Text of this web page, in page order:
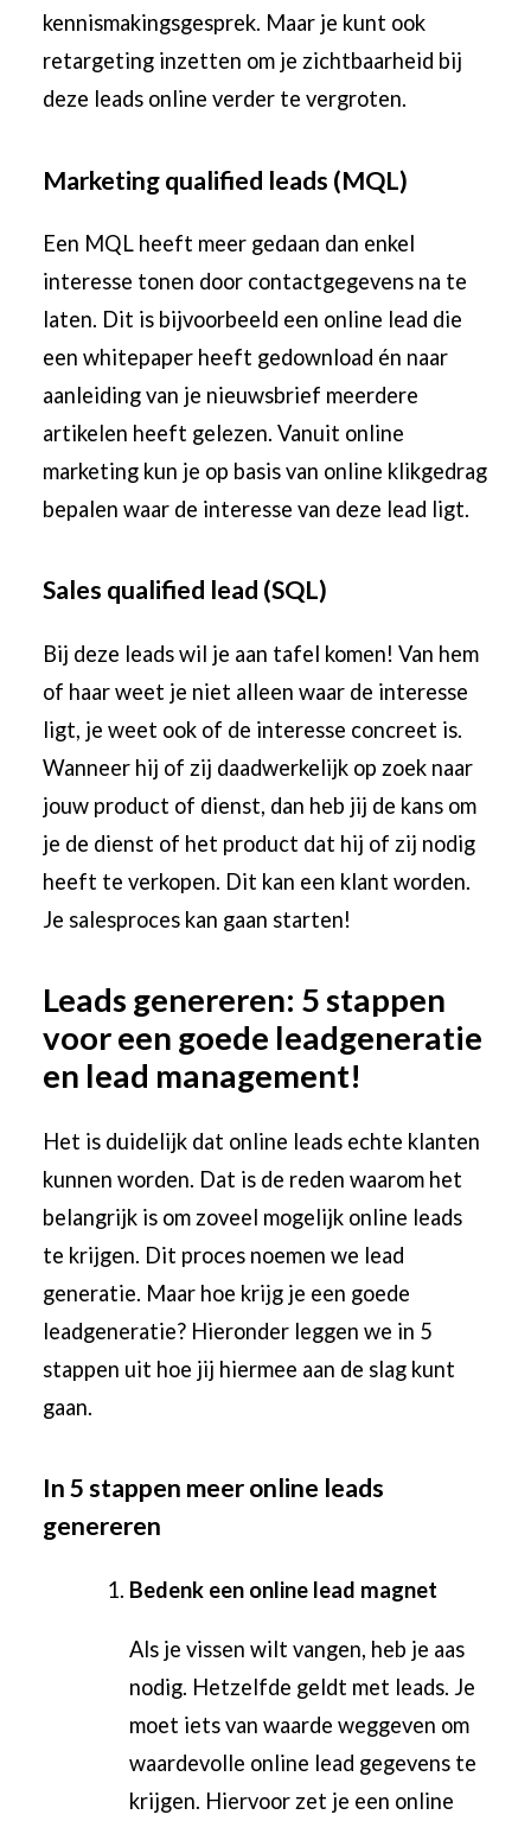
kennismakingsgesprek. Maar je kunt ook
retargeting inzetten om je zichtbaarheid bij
deze leads online verder te vergroten.
Marketing qualified leads (MQL)
Een MQL heeft meer gedaan dan enkel
interesse tonen door contactgegevens na te
laten. Dit is bijvoorbeeld een online lead die
een whitepaper heeft gedownload én naar
aanleiding van je nieuwsbrief meerdere
artikelen heeft gelezen. Vanuit online
marketing kun je op basis van online klikgedrag
bepalen waar de interesse van deze lead ligt.
Sales qualified lead (SQL)
Bij deze leads wil je aan tafel komen! Van hem
of haar weet je niet alleen waar de interesse
ligt, je weet ook of de interesse concreet is.
Wanneer hij of zij daadwerkelijk op zoek naar
jouw product of dienst, dan heb jij de kans om
je de dienst of het product dat hij of zij nodig
heeft te verkopen. Dit kan een klant worden.
Je salesproces kan gaan starten!
Leads genereren: 5 stappen
voor een goede leadgeneratie
en lead management!
Het is duidelijk dat online leads echte klanten
kunnen worden. Dat is de reden waarom het
belangrijk is om zoveel mogelijk online leads
te krijgen. Dit proces noemen we lead
generatie. Maar hoe krijg je een goede
leadgeneratie? Hieronder leggen we in 5
stappen uit hoe jij hiermee aan de slag kunt
gaan.
In 5 stappen meer online leads
genereren
Bedenk een online lead magnet
Als je vissen wilt vangen, heb je aas
nodig. Hetzelfde geldt met leads. Je
moet iets van waarde weggeven om
waardevolle online lead gegevens te
krijgen. Hiervoor zet je een online